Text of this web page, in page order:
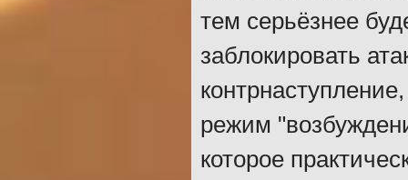
тем серьёзнее
заблокировать
режим
которое